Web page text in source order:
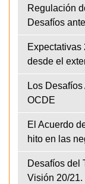
Regulación
Desafíos
Expectativas
desde el
Los
OCDE
El Acuerdo
hito en las
Desafíos del
Visión 20/21.